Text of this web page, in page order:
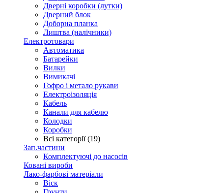
Дверні коробки (лутки)
Дверний блок
Доборна планка
Лиштва (налічники)
Електротовари
Автоматика
Батарейки
Вилки
Вимикачі
Гофро і метало рукави
Електроізоляція
Кабель
Канали для кабелю
Колодки
Коробки
Всі категорії (19)
Зап.частини
Комплектуючі до насосів
Ковані вироби
Лако-фарбові матеріали
Віск